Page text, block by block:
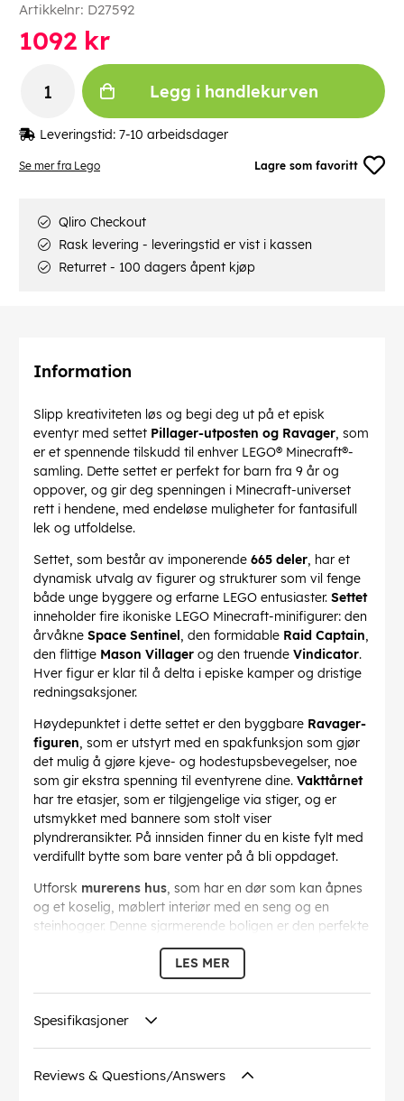
Se mer fra Lego Lagre som favoritt
Artikkelnr: D27592
1092 kr
Legg i handlekurven
Leveringstid: 7-10 arbeidsdager
Qliro Checkout
Rask levering - leveringstid er vist i kassen
Returret - 100 dagers åpent kjøp
Information
Slipp kreativiteten løs og begi deg ut på et episk
eventyr med settet Pillager-utposten og Ravager, som
er et spennende tilskudd til enhver LEGO® Minecraft®-
samling. Dette settet er perfekt for barn fra 9 år og
oppover, og gir deg spenningen i Minecraft-universet
rett i hendene, med endeløse muligheter for fantasifull
lek og utfoldelse.
Settet, som består av imponerende 665 deler, har et
dynamisk utvalg av figurer og strukturer som vil fenge
både unge byggere og erfarne LEGO entusiaster. Settet
inneholder fire ikoniske LEGO Minecraft-minifigurer: den
årvåkne Space Sentinel, den formidable Raid Captain,
den flittige Mason Villager og den truende Vindicator.
Hver figur er klar til å delta i episke kamper og dristige
redningsaksjoner.
Høydepunktet i dette settet er den byggbare Ravager-
figuren, som er utstyrt med en spakfunksjon som gjør
det mulig å gjøre kjeve- og hodestupsbevegelser, noe
som gir ekstra spenning til eventyrene dine. Vakttårnet
har tre etasjer, som er tilgjengelige via stiger, og er
utsmykket med bannere som stolt viser
plyndreransikter. På innsiden finner du en kiste fylt med
verdifullt bytte som bare venter på å bli oppdaget.
Utforsk murerens hus, som har en dør som kan åpnes
og et koselig, møblert interiør med en seng og en
steinhogger. Denne sjarmerende boligen er den perfekte
rammen for å lage håndverk og legge strategier for
neste trekk. I tillegg inneholder settet en herlig
og en rekke tilbehør som
diamantsverd, armbrøst og jernøks, slik at figurene
AppenLEGO Buildergir en moderne vri på
LES MER
Spesifikasjoner
Reviews & Questions/Answers